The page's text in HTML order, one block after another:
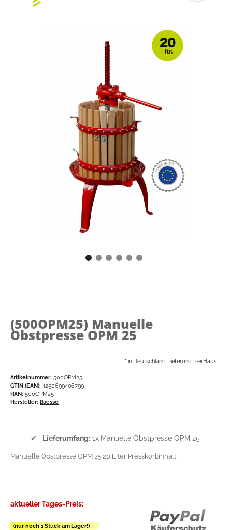
(500OPM25) Manuelle
Obstpresse OPM 25
* in Deutschland Lieferung frei Haus!
Artikelnummer: 500OPM25
GTIN (EAN): 4250699406799
HAN: 500OPM25
Hersteller: Baesso
✔ Lieferumfang: 1x Manuelle Obstpresse OPM 25
Manuelle Obstpresse OPM 25 20 Liter Presskorbinhalt
aktueller Tages-Preis:
(nur noch 1 Stück am Lager!)